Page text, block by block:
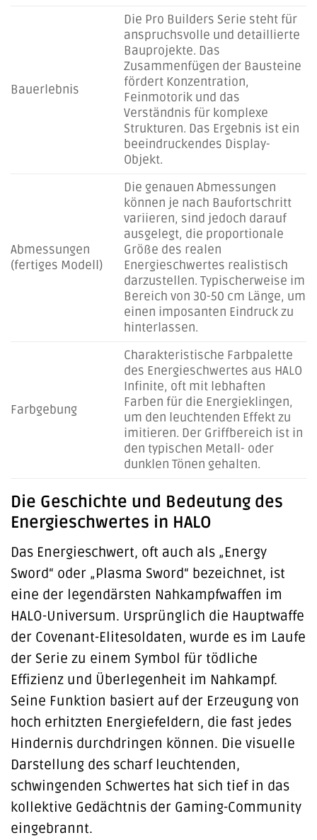
Bauerlebnis
Die Pro Builders Serie steht für
anspruchsvolle und detaillierte
Bauprojekte. Das
Zusammenfügen der Bausteine
fördert Konzentration,
Feinmotorik und das
Verständnis für komplexe
Strukturen. Das Ergebnis ist ein
beeindruckendes Display-
Objekt.
Abmessungen
(fertiges Modell)
Die genauen Abmessungen
können je nach Baufortschritt
variieren, sind jedoch darauf
ausgelegt, die proportionale
Größe des realen
Energieschwertes realistisch
darzustellen. Typischerweise im
Bereich von 30-50 cm Länge, um
einen imposanten Eindruck zu
hinterlassen.
Farbgebung
Charakteristische Farbpalette
des Energieschwertes aus HALO
Infinite, oft mit lebhaften
Farben für die Energieklingen,
um den leuchtenden Effekt zu
imitieren. Der Griffbereich ist in
den typischen Metall- oder
dunklen Tönen gehalten.
Die Geschichte und Bedeutung des
Energieschwertes in HALO
Das Energieschwert, oft auch als „Energy
Sword“ oder „Plasma Sword“ bezeichnet, ist
eine der legendärsten Nahkampfwaffen im
HALO-Universum. Ursprünglich die Hauptwaffe
der Covenant-Elitesoldaten, wurde es im Laufe
der Serie zu einem Symbol für tödliche
Effizienz und Überlegenheit im Nahkampf.
Seine Funktion basiert auf der Erzeugung von
hoch erhitzten Energiefeldern, die fast jedes
Hindernis durchdringen können. Die visuelle
Darstellung des scharf leuchtenden,
schwingenden Schwertes hat sich tief in das
kollektive Gedächtnis der Gaming-Community
eingebrannt.